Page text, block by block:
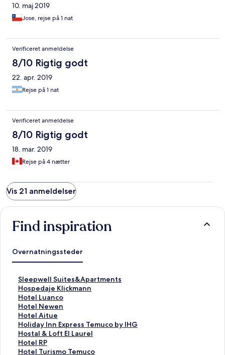
10. maj 2019
Jose, rejse på 1 nat
Verificeret anmeldelse
8/10 Rigtig godt
22. apr. 2019
Rejse på 1 nat
Verificeret anmeldelse
8/10 Rigtig godt
18. mar. 2019
Rejse på 4 nætter
Vis 21 anmeldelser
Find inspiration
Overnatningssteder
Sleepwell Suites&Apartments
L
i
n
k
å
b
n
e
r
Hospedaje Klickmann
L
i
n
k
å
b
n
e
Hotel Luanco
L
i
n
k
å
b
n
Hotel Newen
L
i
n
k
å
b
Hotel Aitue
L
i
n
k
å
Holiday Inn Express Temuco by IHG
L
i
n
k
Hostal & Loft El Laurel
L
i
n
Hotel RP
L
iHotel Turismo Temuco
L